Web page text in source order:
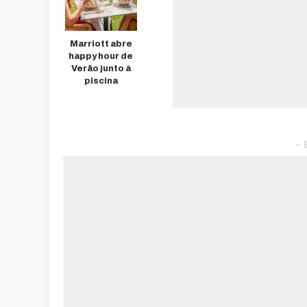
Marriott abre
happy hour de
Verão junto à
piscina
–